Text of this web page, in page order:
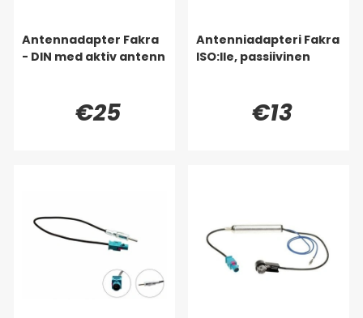
Antennadapter Fakra
- DIN med aktiv antenn
€25
Antenniadapteri Fakra
ISO:lle, passiivinen
€13